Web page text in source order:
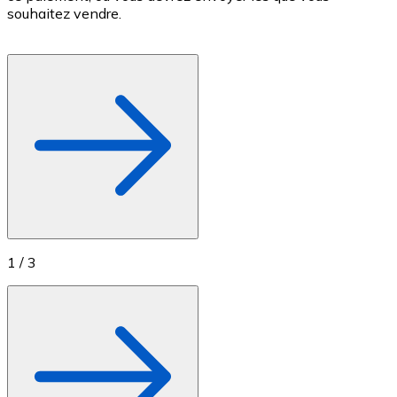
Achetez des cartes-cadeaux de vos marques
Aller à la boutique de cartes-cadeaux
souhaitez vendre.
1 / 3